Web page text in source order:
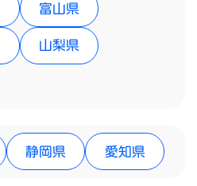
富山県
山梨県
静岡県 愛知県